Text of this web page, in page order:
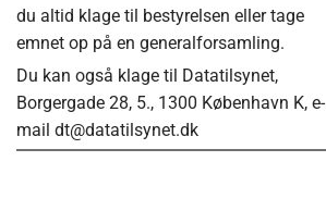
du altid klage til bestyrelsen eller tage
emnet op på en generalforsamling.
Du kan også klage til Datatilsynet,
Borgergade 28, 5., 1300 København K, e-
mail dt@datatilsynet.dk